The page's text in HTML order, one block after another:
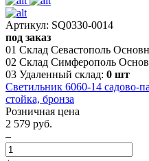
Артикул: SQ0330-0014
под заказ
01 Склад Севастополь
02 Склад Симферополь
03 Удаленный склад: 0 шт
Светильник 6060-14 садово-
стойка, бронза
Розничная цена
2 579 руб.
–